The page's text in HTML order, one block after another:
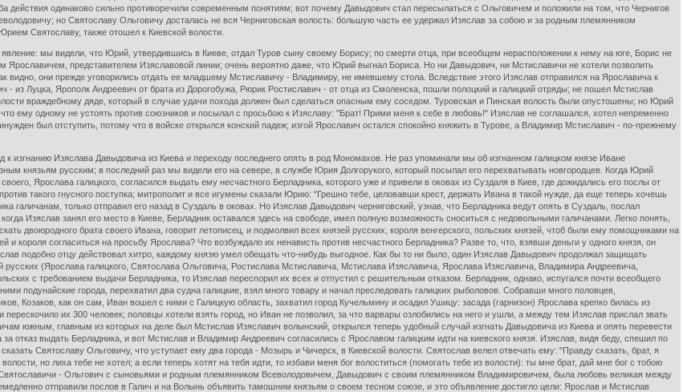
действия одинаково сильно противоречили современным понятиям; вот почему Давыдович стал пересылаться с Ольговичем и положили на том, что Чернигов
но Святославу Ольговичу досталась не вся Черниговская волость: большую часть ее удержал Изяслав за собою и за родным племянником
Святославу, также отошел к Киевской волости.
мы видели, что Юрий, утвердившись в Киеве, отдал Туров сыну своему Борису; по смерти отца, при всеобщем нерасположении к нему на юге, Борис не
представителем Изяславовой линии; очень вероятно даже, что Юрий выгнал Бориса. Но ни Давыдович, ни Мстиславичи не хотели позволить
видно, они прежде уговорились отдать ее младшему Мстиславичу - Владимиру, не имевшему стола. Вследствие этого Изяслав отправился на Ярославича к
из Луцка, Ярополк Андреевич от брата из Дорогобужа, Рюрик Ростиславич - от отца из Смоленска, пошли полоцкий и галицкий отряды; не пошел Мстислав
враждебному дяде, который в случае удачи похода должен был сделаться опасным ему соседом. Туровская и Пинская волость были опустошены; но Юрий
ему одному не устоять против союзников и посылал с просьбою к Изяславу: "Брат! Прими меня к себе в любовь!" Изяслав не соглашался, хотел непременно
был отступить, потому что в войске открылся конский падеж; изгой Ярославич остался спокойно княжить в Турове, а Владимир Мстиславич - по-прежнему
изгнанию Изяслава Давыдовича из Киева и переходу последнего опять в род Мономахов. Не раз упоминали мы об изгнанном галицком князе Иване
князьям русским; в последний раз мы видели его на севере, в службе Юрия Долгорукого, который посылал его перехватывать новгородцев. Когда Юрий
Ярослава галицкого, согласился выдать ему несчастного Берладника, которого уже и привели в оковах из Суздаля в Киев, где дожидались его послы от
такого гнусного поступка; митрополит и все игумены сказали Юрию: "Грешно тебе, целовавши крест, держать Ивана в такой нужде, да еще теперь хочешь
галичанам, только отправил его назад в Суздаль в оковах. Но Изяслав Давыдович черниговский, узнав, что Берладника ведут опять в Суздаль, послал
Изяслав занял его место в Киеве, Берладник оставался здесь на свободе, имел полную возможность сноситься с недовольными галичанами. Легко понять,
двоюродного брата своего Ивана, говорит летописец, и подмолвил всех князей русских, короля венгерского, польских князей, чтоб были ему помощниками на
и короля согласиться на просьбу Ярослава? Что возбуждало их ненависть против несчастного Берладника? Разве то, что, взявши деньги у одного князя, он
подобно отцу действовал хитро, каждому князю умел обещать что-нибудь выгодное. Как бы то ни было, один Изяслав Давыдович продолжал защищать
русских (Ярослава галицкого, Святослава Ольговича, Ростислава Мстиславича, Мстислава Изяславича, Ярослава Изяславича, Владимира Андреевича,
с требованием выдачи Берладника, то Изяслав переспорил их всех и отпустил с решительным отказом. Берладник, однако, испугался почти всеобщего
подунайские города, перехватил два судна галицкие, взял много товару и начал преследовать галицких рыболовов. Собравши много половцев,
Козаков, как он сам, Иван вошел с ними с Галицкую область, захватил город Кучельмину и осадил Ушицу: засада (гарнизон) Ярослава крепко билась из
перескочило их 300 человек; половцы хотели взять город, но Иван не позволил, за что варвары озлобились на него и ушли, а между тем Изяслав прислал звать
южным, главным из которых на деле был Мстислав Изяславич волынский, открылся теперь удобный случай изгнать Давыдовича из Киева и опять перевести
отказ выдать Берладника, и вот Мстислав и Владимир Андреевич согласились с Ярославом галицким идти на киевского князя. Изяслав, видя беду, спешил по
Святославу Ольговичу, что уступает ему два города - Мозырь и Чичерск, в Киевской волости. Святослав велел отвечать ему: "Правду сказать, брат, я
но лиха тебе не хотел; а если теперь хотят на тебя идти, то избави меня бог волоститься (помогать тебе из волости): ты мне брат, дай мне бог с тобою
- Ольгович с сыновьями и родным племянником Всеволодовичем, Давыдович с своим племянником Владимировичем, была любовь великая между
отправили послов в Галич и на Волынь объявить тамошним князьям о своем тесном союзе, и это объявление достигло цели: Ярослав и Мстислав